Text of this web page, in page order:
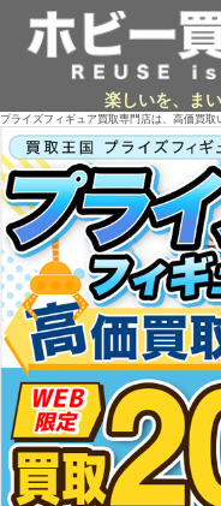
楽しいを、ま
プライズフィギュア買取専門店は、高価買取